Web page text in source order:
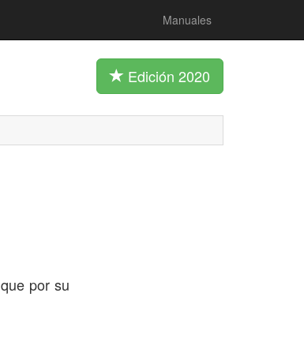
Manuales
Edición 2020
que por su